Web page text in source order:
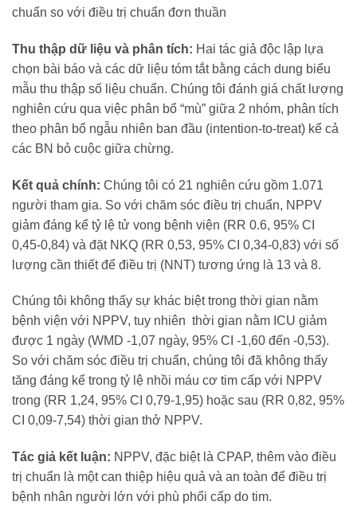
chuẩn so với điều trị chuẩn đơn thuần
Thu thập dữ liệu và phân tích: Hai tác giả độc lập lựa
chọn bài báo và các dữ liệu tóm tắt bằng cách dung biểu
mẫu thu thập số liệu chuẩn. Chúng tôi đánh giá chất lượng
nghiên cứu qua việc phân bổ “mù” giữa 2 nhóm, phân tích
theo phân bổ ngẫu nhiên ban đầu (intention-to-treat) kể cả
các BN bỏ cuộc giữa chừng.
Kết quả chính: Chúng tôi có 21 nghiên cứu gồm 1.071
người tham gia. So với chăm sóc điều trị chuẩn, NPPV
giảm đáng kể tỷ lệ tử vong bệnh viện (RR 0.6, 95% CI
0,45-0,84) và đặt NKQ (RR 0,53, 95% CI 0,34-0,83) với số
lượng cần thiết để điều trị (NNT) tương ứng là 13 và 8.
Chúng tôi không thấy sự khác biệt trong thời gian nằm
bệnh viện với NPPV, tuy nhiên thời gian nằm ICU giảm
được 1 ngày (WMD -1,07 ngày, 95% CI -1,60 đến -0,53).
So với chăm sóc điều trị chuẩn, chúng tôi đã không thấy
tăng đáng kể trong tỷ lệ nhồi máu cơ tim cấp với NPPV
trong (RR 1,24, 95% CI 0,79-1,95) hoặc sau (RR 0,82, 95%
CI 0,09-7,54) thời gian thở NPPV.
Tác giả kết luận: NPPV, đặc biệt là CPAP, thêm vào điều
trị chuẩn là một can thiệp hiệu quả và an toàn để điều trị
bệnh nhân người lớn với phù phổi cấp do tim.